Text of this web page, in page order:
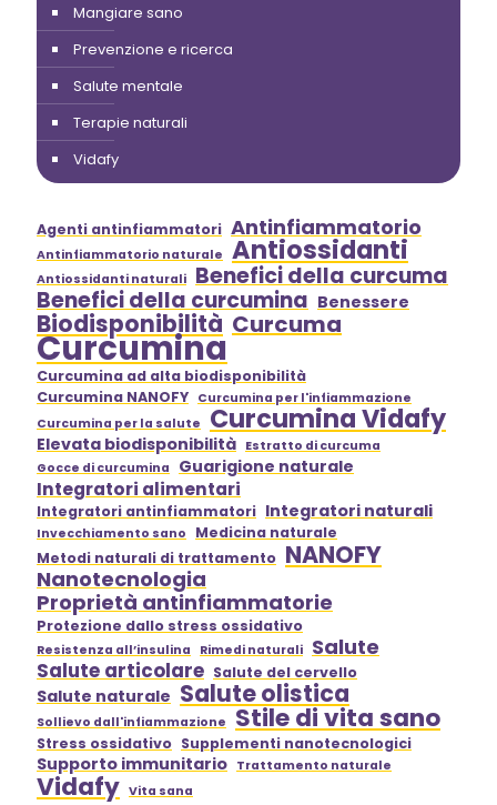
Mangiare sano
Prevenzione e ricerca
Salute mentale
Terapie naturali
Vidafy
Agenti antinfiammatori Antinfiammatorio
Antinfiammatorio naturale Antiossidanti
Antiossidanti naturali Benefici della curcuma
Benefici della curcumina Benessere
Biodisponibilità Curcuma
Curcumina
Curcumina ad alta biodisponibilità
Curcumina NANOFY Curcumina per l'infiammazione
Curcumina per la salute
Curcumina Vidafy
Elevata biodisponibilità Estratto di curcuma
Gocce di curcumina
Guarigione naturale
Integratori alimentari
Integratori antinfiammatori Integratori naturali
Invecchiamento sano
Medicina naturale
Metodi naturali di trattamento NANOFY
Nanotecnologia
Proprietà antinfiammatorie
Protezione dallo stress ossidativo
Resistenza all’insulina Rimedi naturali Salute
Salute articolare Salute del cervello
Salute naturale Salute olistica
Sollievo dall'infiammazione Stile di vita sano
Stress ossidativo Supplementi nanotecnologici
Supporto immunitario Trattamento naturale
Vidafy Vita sana